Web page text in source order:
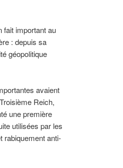
fait important au
: depuis sa
géopolitique
avaient
Reich,
une première
utilisées par les
rabiquement anti-